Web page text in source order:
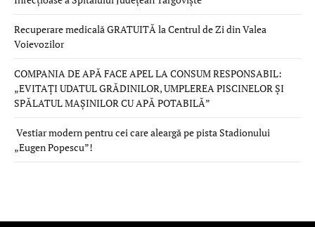
Recuperare medicală GRATUITĂ la Centrul de Zi din Valea
Voievozilor
COMPANIA DE APĂ FACE APEL LA CONSUM RESPONSABIL:
„EVITAȚI UDATUL GRĂDINILOR, UMPLEREA PISCINELOR ȘI
SPĂLATUL MAȘINILOR CU APĂ POTABILĂ”
Vestiar modern pentru cei care aleargă pe pista Stadionului
„Eugen Popescu”!